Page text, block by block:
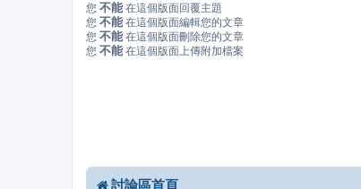
您 不能 在這個版面回覆主題
您 不能 在這個版面編輯您的文章
您 不能 在這個版面刪除您的文章
您 不能 在這個版面上傳附加檔案
討論區首頁